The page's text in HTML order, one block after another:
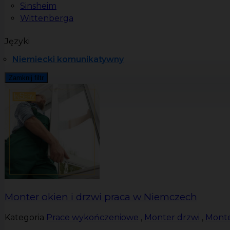
Sinsheim
Wittenberga
Języki
Niemiecki komunikatywny
Zamknij filtr
Monter okien i drzwi praca w Niemczech
Kategoria Prace wykończeniowe , Monter drzwi ,